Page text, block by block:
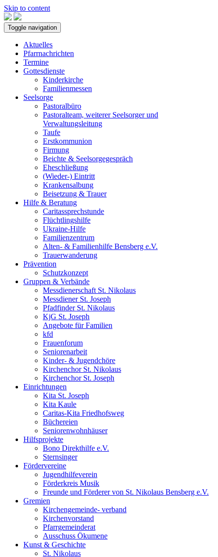
Skip to content
Toggle navigation
Aktuelles
Pfarrnachrichten
Termine
Gottesdienste
Kinderkirche
Familienmessen
Seelsorge
Pastoralbüro
Pastoralteam, weiterer Seelsorger und
Verwaltungsleitung
Taufe
Erstkommunion
Firmung
Beichte & Seelsorgegespräch
Eheschließung
(Wieder-) Eintritt
Krankensalbung
Beisetzung & Trauer
Hilfe & Beratung
Caritassprechstunde
Flüchtlingshilfe
Ukraine-Hilfe
Familienzentrum
Alten- & Familienhilfe Bensberg e.V.
Trauerwanderung
Prävention
Schutzkonzept
Gruppen & Verbände
Messdienerschaft St. Nikolaus
Messdiener St. Joseph
Pfadfinder St. Nikolaus
KjG St. Joseph
Angebote für Familien
kfd
Frauenforum
Seniorenarbeit
Kinder- & Jugendchöre
Kirchenchor St. Nikolaus
Kirchenchor St. Joseph
Einrichtungen
Kita St. Joseph
Kita Kaule
Caritas-Kita Friedhofsweg
Büchereien
Seniorenwohnhäuser
Hilfsprojekte
Bono Direkthilfe e.V.
Sternsinger
Fördervereine
Jugendhilfeverein
Förderkreis Musik
Freunde und Förderer von St. Nikolaus Bensberg e.V.
Gremien
Kirchengemeinde- verband
Kirchenvorstand
Pfarrgemeinderat
Ausschuss Ökumene
Kunst & Geschichte
St. Nikolaus